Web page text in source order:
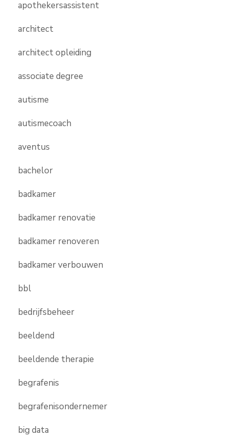
apothekersassistent
architect
architect opleiding
associate degree
autisme
autismecoach
aventus
bachelor
badkamer
badkamer renovatie
badkamer renoveren
badkamer verbouwen
bbl
bedrijfsbeheer
beeldend
beeldende therapie
begrafenis
begrafenisondernemer
big data